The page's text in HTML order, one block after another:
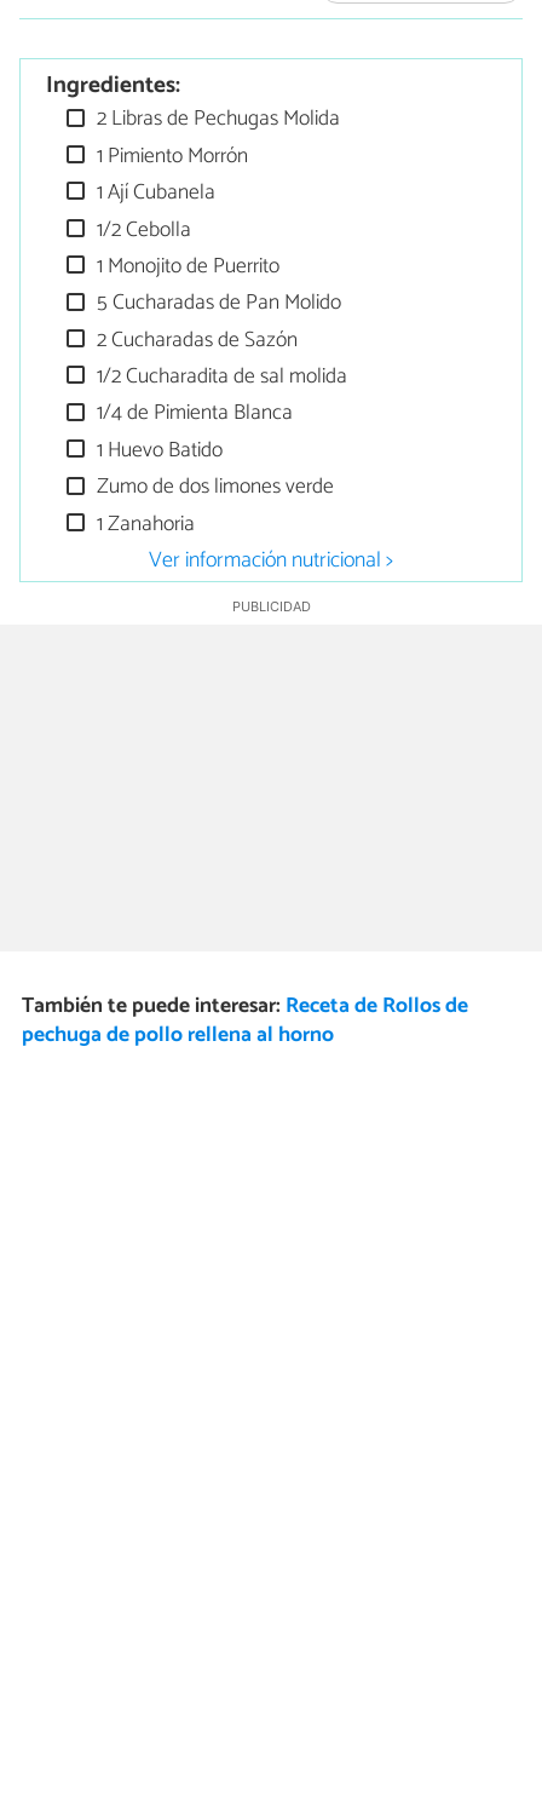
Ingredientes:
2 Libras de Pechugas Molida
1 Pimiento Morrón
1 Ají Cubanela
1/2 Cebolla
1 Monojito de Puerrito
5 Cucharadas de Pan Molido
2 Cucharadas de Sazón
1/2 Cucharadita de sal molida
1/4 de Pimienta Blanca
1 Huevo Batido
Zumo de dos limones verde
1 Zanahoria
Ver información nutricional >
También te puede interesar: Receta de Rollos de
pechuga de pollo rellena al horno